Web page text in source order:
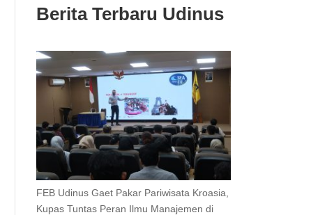
Berita Terbaru Udinus
FEB Udinus Gaet Pakar Pariwisata Kroasia,
Kupas Tuntas Peran Ilmu Manajemen di